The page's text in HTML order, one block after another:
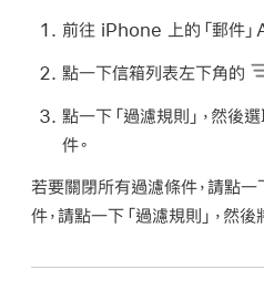
前往 iPhone 上的「郵件
點一下信箱列表左下角的
點一下「過濾規則」，然後
件。
若要關閉所有過濾條件，請點一
件，請點一下「過濾規則」，然後